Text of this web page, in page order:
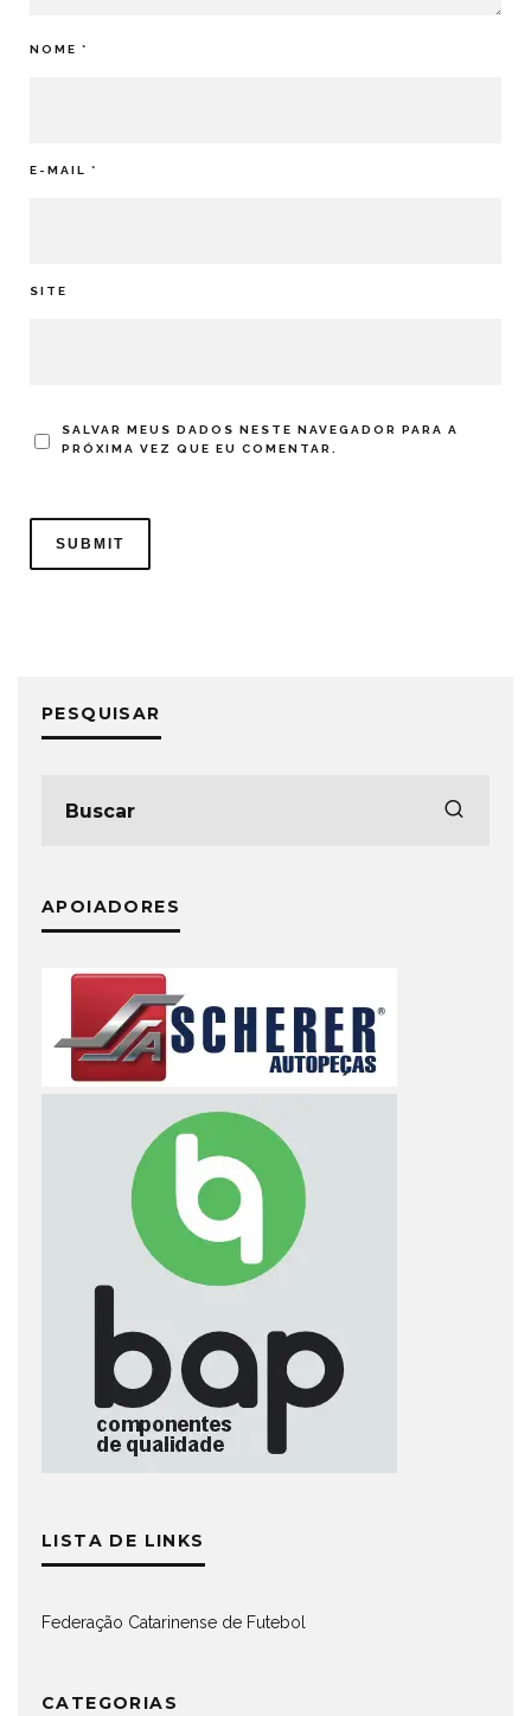
NOME *
E-MAIL *
SITE
SALVAR MEUS DADOS NESTE NAVEGADOR PARA A
PRÓXIMA VEZ QUE EU COMENTAR.
PESQUISAR
APOIADORES
LISTA DE LINKS
Federação Catarinense de Futebol
CATEGORIAS